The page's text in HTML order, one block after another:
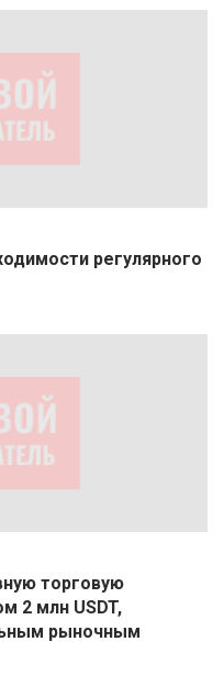
регулярного
торговую
2 млн USDT,
рыночным